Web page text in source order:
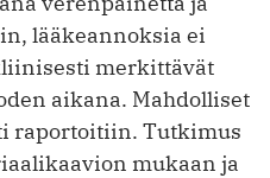
lääkeannoksia ei
merkittävät
aikana. Mahdolliset
raportoitiin. Tutkimus
mukaan ja